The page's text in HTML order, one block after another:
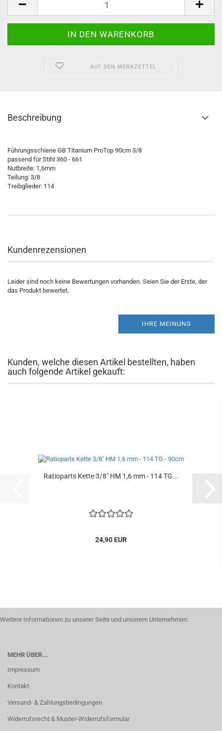
AUF DEN MERKZETTEL
Beschreibung
Führungsschiene GB Titanium ProTop 90cm 3/8
passend für Stihl 360 - 661
Nutbreite: 1,6mm
Teilung: 3/8
Treibglieder: 114
Kundenrezensionen
Leider sind noch keine Bewertungen vorhanden. Seien Sie der Erste, der
das Produkt bewertet.
IHRE MEINUNG
Kunden, welche diesen Artikel bestellten, haben
auch folgende Artikel gekauft:
Ratioparts Kette 3/8" HM 1,6 mm - 114 TG...
24,90 EUR
Weitere Informationen zu unserer Seite und unserem Unternehmen:
MEHR ÜBER...
Impressum
Kontakt
Versand- & Zahlungsbedingungen
Widerrufsrecht & Muster-Widerrufsformular